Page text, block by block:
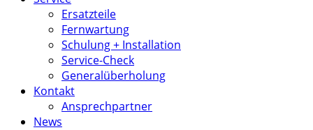
Ersatzteile
Fernwartung
Schulung + Installation
Service-Check
Generalüberholung
Kontakt
Ansprechpartner
News